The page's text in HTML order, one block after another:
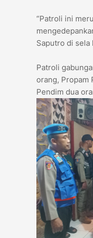
“Patroli ini
Saputro di sela
Patroli
orang, Propam
Pendim dua